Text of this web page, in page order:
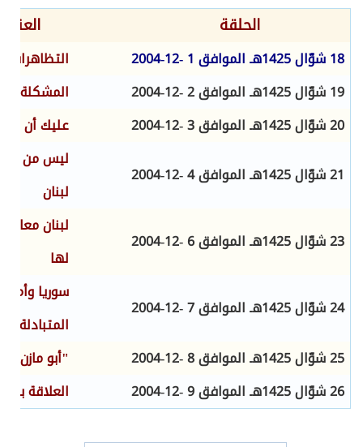
الحلقة
18 شوّال 1425هـ الموافق 1
-12-2004
التظاهرات
19 شوّال 1425هـ الموافق
2
-12-2004
المشكلة
20 شوّال 1425هـ الموافق
3
-12-2004
عليك أن
21 شوّال 1425هـ الموافق
4
-12-2004
ليس من
لبنان
23 شوّال 1425هـ الموافق
6
-12-2004
لبنان
لها
24 شوّال 1425هـ الموافق
7
-12-2004
سوريا
المتبادلة
25 شوّال 1425هـ الموافق
8
-12-2004
"أبو مازن"
26 شوّال 1425هـ الموافق
9
-12-2004 العلاقة